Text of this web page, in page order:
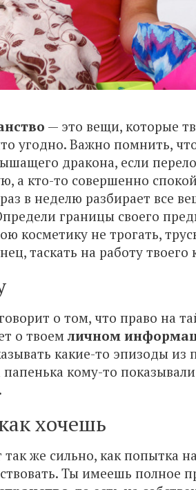
— это вещи, которые
угодно. Важно помнить,
дракона, если
а кто-то совершенно
в неделю разбирает все
границы своего
косметику не трогать,
таскать на работу твоего
о том, что право на
о твоемличном
какие-то эпизоды
кому-то
хочешь
так же сильно, как попытка
Ты имеешь полное